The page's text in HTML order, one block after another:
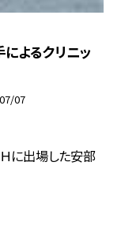
よるクリニッ
07
に出場した安部